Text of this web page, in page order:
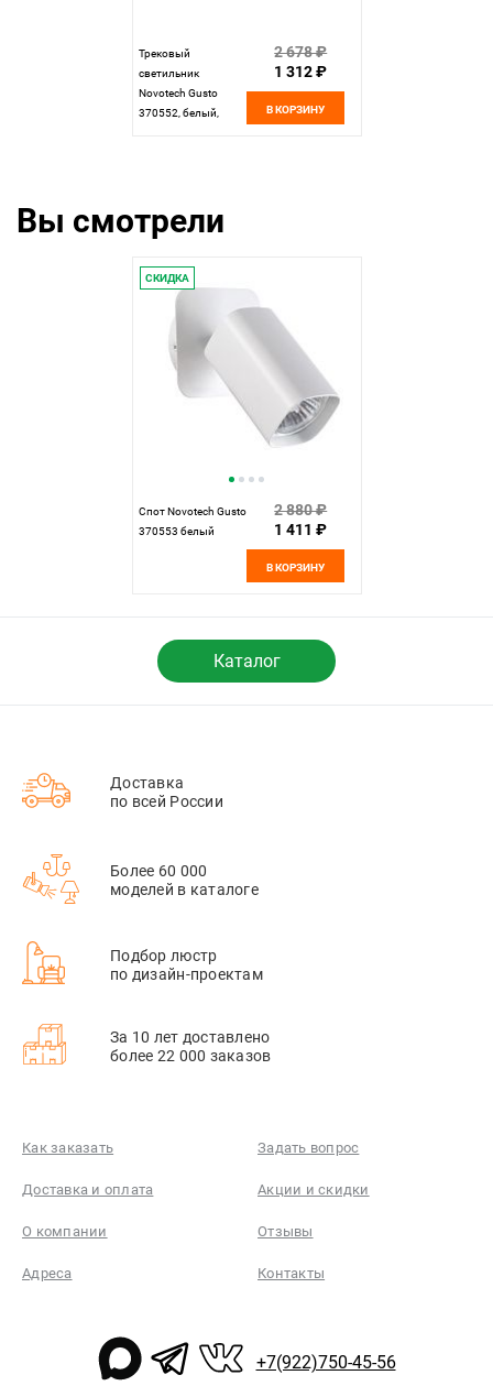
Трековый
светильник
Novotech Gusto
370552, белый,
2 678 ₽
1 312 ₽
В КОРЗИНУ
Вы смотрели
СКИДКА
Спот Novotech Gusto
370553 белый
2 880 ₽
1 411 ₽
В КОРЗИНУ
Каталог
Доставка
по всей России
Более 60 000
моделей в каталоге
Подбор люстр
по дизайн-проектам
За 10 лет доставлено
более 22 000 заказов
Как заказать Задать вопрос
Доставка и оплата Акции и скидки
О компании Отзывы
Адреса Контакты
+7(922)750-45-56